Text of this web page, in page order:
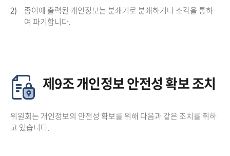
2)
종이에 출력된 개인정보는 분쇄기로 분쇄하거나 소각을 통하
여 파기합니다.
제9조 개인정보 안전성 확보 조치
위원회는 개인정보의 안전성 확보를 위해 다음과 같은 조치를 취하
고 있습니다.